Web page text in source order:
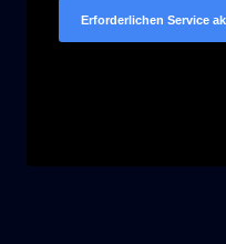
Erforderlichen Service